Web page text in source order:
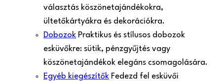
választás köszönetajándékokra,
ültetőkártyákra és dekorációkra.
Dobozok Praktikus és stílusos dobozok
esküvőkre: sütik, pénzgyűjtés vagy
köszönetajándékok elegáns csomagolására.
Egyéb kiegészítők Fedezd fel esküvői